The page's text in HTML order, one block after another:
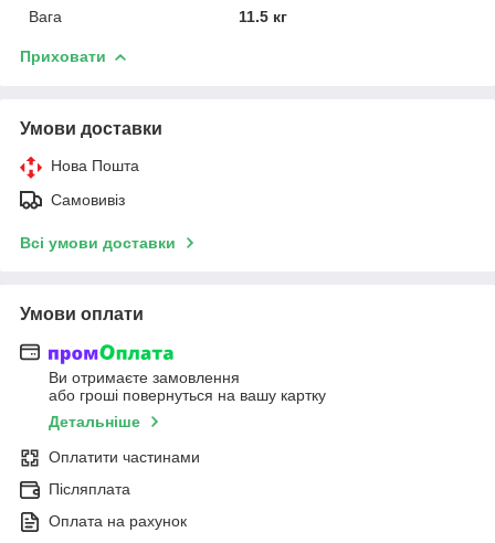
Вага
11.5 кг
Приховати
Умови доставки
Нова Пошта
Самовивіз
Всі умови доставки
Умови оплати
Ви отримаєте замовлення
або гроші повернуться на вашу картку
Детальніше
Оплатити частинами
Післяплата
Оплата на рахунок